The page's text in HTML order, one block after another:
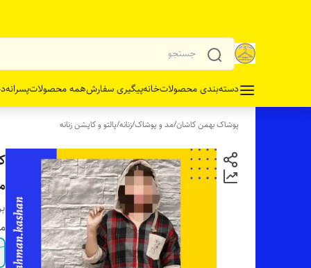
دسته‌بندی محصولاتخانهپیگیری سفارشهمه محصولاتپسرانه
پوشاک بهمن کاشان/مد و پوشاک/زنانه/پالتو و کاپشن زنانه